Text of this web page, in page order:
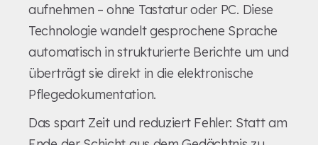
aufnehmen – ohne Tastatur oder PC. Diese
Technologie wandelt gesprochene Sprache
automatisch in strukturierte Berichte um und
überträgt sie direkt in die elektronische
Pflegedokumentation.
Das spart Zeit und reduziert Fehler: Statt am